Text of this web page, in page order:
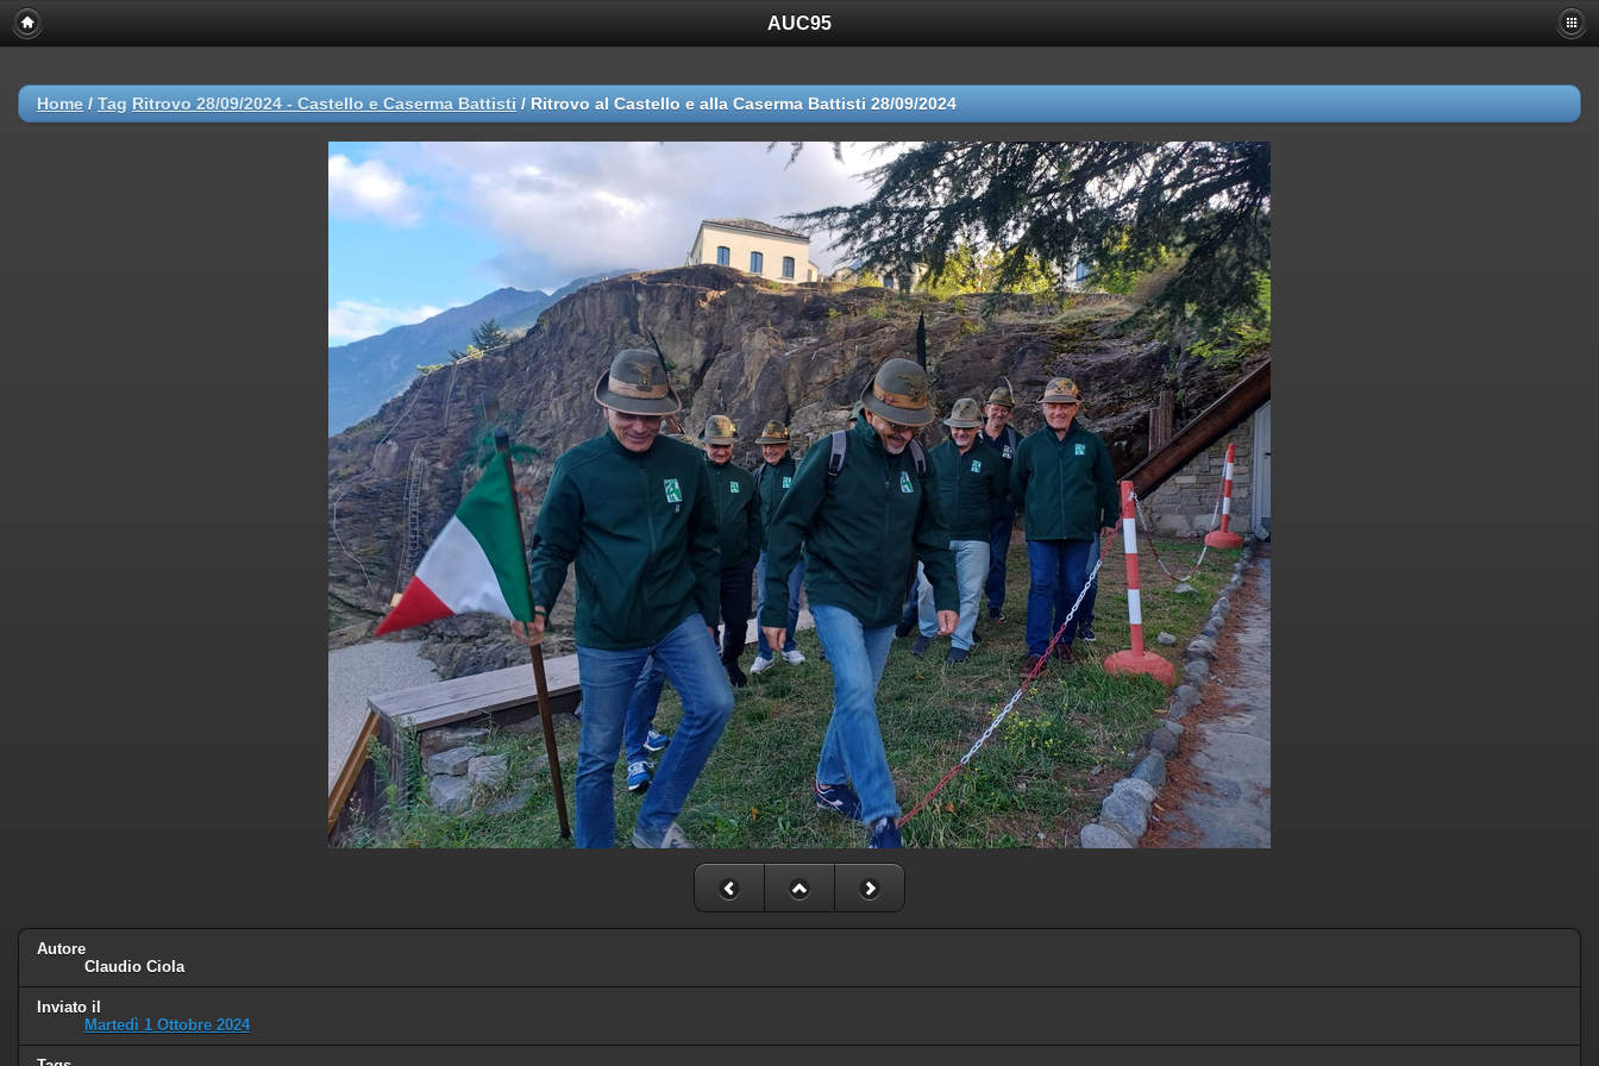
AUC95
Home / Tag Ritrovo 28/09/2024 - Castello e Caserma Battisti / Ritrovo al Castello e alla Caserma Battisti 28/09/2024
Autore
Claudio Ciola
Inviato il
Martedì 1 Ottobre 2024